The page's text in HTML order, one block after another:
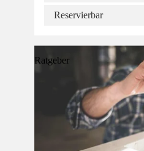
Reservierbar
Ratgeber